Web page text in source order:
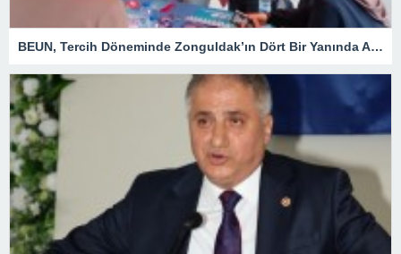
BEUN, Tercih Döneminde Zonguldak’ın Dört Bir Yanında Aday Öğrencilerle Buluşuyor